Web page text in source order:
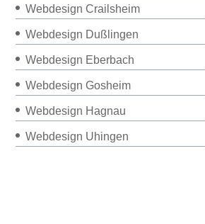
Webdesign Crailsheim
Webdesign Dußlingen
Webdesign Eberbach
Webdesign Gosheim
Webdesign Hagnau
Webdesign Uhingen